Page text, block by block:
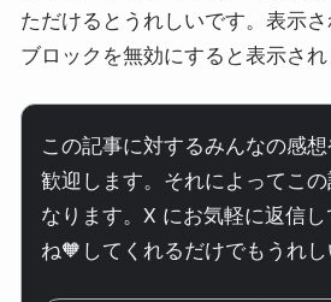
ただけるとうれしいです。表示
ブロックを無効にすると表示され
この記事に対するみんなの感
歓迎します。それによってこ
なります。X にお気軽に返信
ね🧡してくれるだけでもうれし